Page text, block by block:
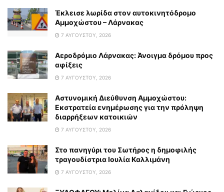
Έκλεισε λωρίδα στον αυτοκινητόδρομο
Αμμοχώστου – Λάρνακας
7 ΑΥΓΟΎΣΤΟΥ, 2026
Αεροδρόμιο Λάρνακας: Άνοιγμα δρόμου προς
αφίξεις
7 ΑΥΓΟΎΣΤΟΥ, 2026
Αστυνομική Διεύθυνση Αμμοχώστου:
Εκστρατεία ενημέρωσης για την πρόληψη
διαρρήξεων κατοικιών
7 ΑΥΓΟΎΣΤΟΥ, 2026
Στο πανηγύρι του Σωτήρος η δημοφιλής
τραγουδίστρια Ιουλία Καλλιμάνη
7 ΑΥΓΟΎΣΤΟΥ, 2026